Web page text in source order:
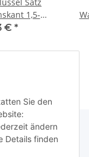
1,5-
10mm 9 teilig
€ *
Sie den
ändern
Details finden